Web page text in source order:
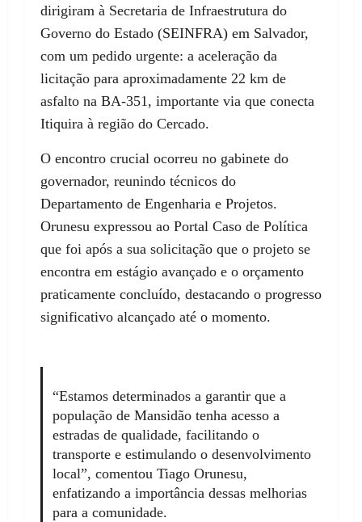
dirigiram à Secretaria de Infraestrutura do
Governo do Estado (SEINFRA) em Salvador,
com um pedido urgente: a aceleração da
licitação para aproximadamente 22 km de
asfalto na BA-351, importante via que conecta
Itiquira à região do Cercado.
O encontro crucial ocorreu no gabinete do
governador, reunindo técnicos do
Departamento de Engenharia e Projetos.
Orunesu expressou ao Portal Caso de Política
que foi após a sua solicitação que o projeto se
encontra em estágio avançado e o orçamento
praticamente concluído, destacando o progresso
significativo alcançado até o momento.
“Estamos determinados a garantir que a
população de Mansidão tenha acesso a
estradas de qualidade, facilitando o
transporte e estimulando o desenvolvimento
local”, comentou Tiago Orunesu,
enfatizando a importância dessas melhorias
para a comunidade.